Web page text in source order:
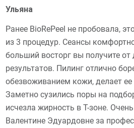
Ульяна
Ранее BioRePeel не пробовала,
из 3 процедур. Сеансы
больший восторг вы получите от
результатов. Пилинг отлично
обезвоживанием кожи, делает ее
Заметно сузились поры на
исчезла жирность в Т-зоне.
Валентине Эдуардовне за